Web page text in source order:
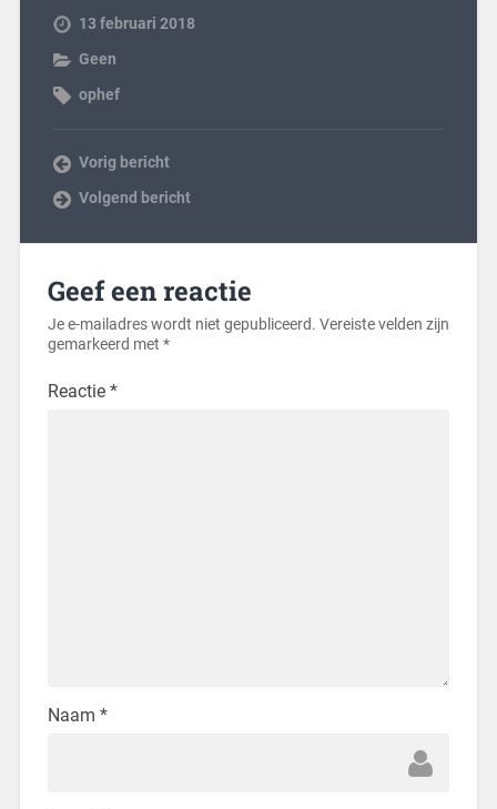
13 februari 2018
Geen
ophef
Vorig bericht
Volgend bericht
Geef een reactie
Je e-mailadres wordt niet gepubliceerd. Vereiste velden zijn
gemarkeerd met *
Reactie *
Naam *